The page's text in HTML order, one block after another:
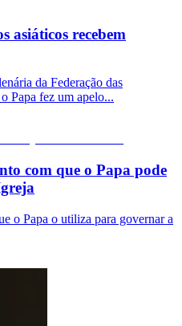
asiáticos recebem
da Federação das
Papa fez um apelo...
com que o Papa pode
o Papa o utiliza para governar a